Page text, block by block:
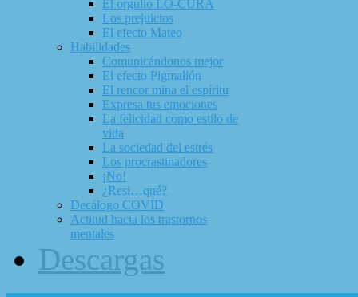
El orgullo LO-CURA
Los prejuicios
El efecto Mateo
Habilidades
Comunicándonos mejor
El efecto Pigmalión
El rencor mina el espíritu
Expresa tus emociones
La felicidad como estilo de
vida
La sociedad del estrés
Los procrastinadores
¡No!
¿Resi…qué?
Decálogo COVID
Actitud hacia los trastornos
mentales
Descargas